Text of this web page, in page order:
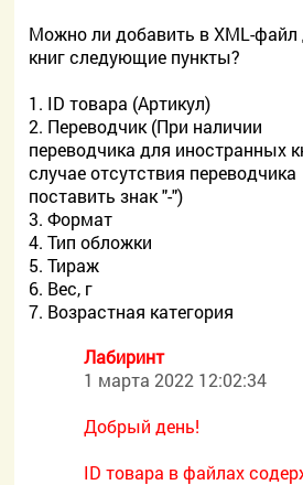
Можно ли добавить в XML-файл
книг следующие пункты?
1. ID товара (Артикул)
2. Переводчик (При наличии
переводчика для иностранных
случае отсутствия переводчика
поставить знак "-")
3. Формат
4. Тип обложки
5. Тираж
6. Вес, г
7. Возрастная категория
Лабиринт
1 марта 2022 12:02:34
Добрый день!
ID товара в файлах